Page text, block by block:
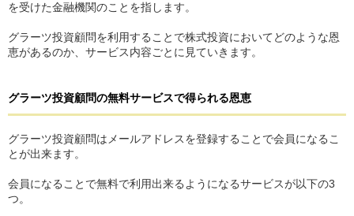
を受けた金融機関のことを指します。
グラーツ投資顧問を利用することで株式投資においてどのような恩
恵があるのか、サービス内容ごとに見ていきます。
グラーツ投資顧問の無料サービスで得られる恩恵
グラーツ投資顧問はメールアドレスを登録することで会員になるこ
とが出来ます。
会員になることで無料で利用出来るようになるサービスが以下の3
つ。